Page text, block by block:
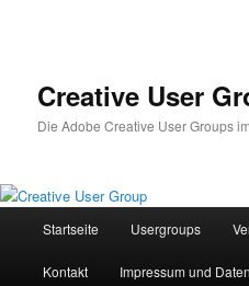
Creative User
Die Adobe Creative User Groups
Startseite Usergroups
Kontakt Impressum und